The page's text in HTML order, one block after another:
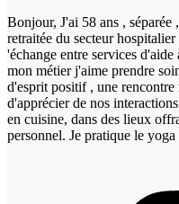
Bonjour, J'ai 58 ans , séparée
retraitée du secteur
'échange entre services
mon métier j'aime prendre
d'esprit positif , une
d'apprécier de nos
en cuisine, dans des lieux
personnel. Je pratique le